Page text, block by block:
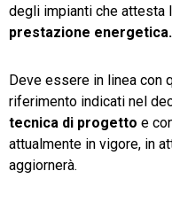
degli impianti che attesta
prestazione energetica.
Deve essere in linea con
riferimento indicati nel
tecnica di progetto e
attualmente in vigore, in
aggiornerà.